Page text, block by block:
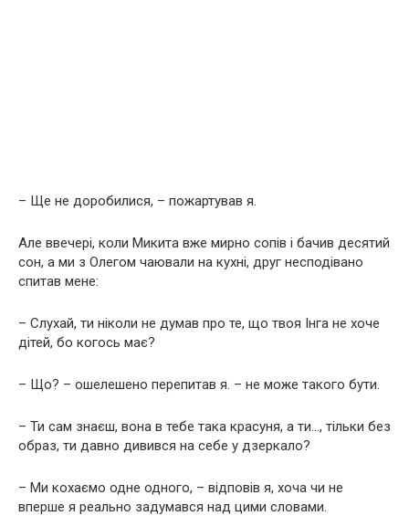
– Ще не доробилися, – пожартував я.
Але ввечері, коли Микита вже мирно сопів і бачив десятий
сон, а ми з Олегом чаювали на кухні, друг несподівано
спитав мене:
– Слухай, ти ніколи не думав про те, що твоя Інга не хоче
дітей, бо когось має?
– Що? – ошелешено перепитав я. – не може такого бути.
– Ти сам знаєш, вона в тебе така красуня, а ти…, тільки без
образ, ти давно дивився на себе у дзеркало?
– Ми кохаємо одне одного, – відповів я, хоча чи не
вперше я реально задумався над цими словами.